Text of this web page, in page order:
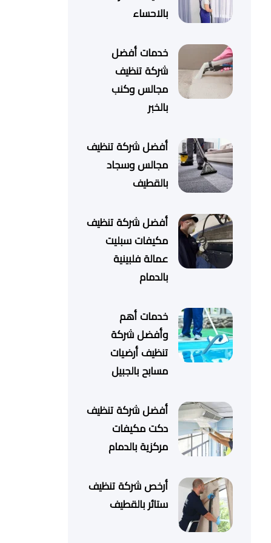
بالاحساء
خدمات أفضل
شركة تنظيف
مجالس وكنب
بالخبر
أفضل شركة تنظيف
مجالس وسجاد
بالقطيف
أفضل شركة تنظيف
مكيفات سبليت
عمالة فلبينية
بالدمام
خدمات أهم
وأفضل شركة
تنظيف أرضيات
مسابح بالجبيل
أفضل شركة تنظيف
دكت مكيفات
مركزية بالدمام
أرخص شركة تنظيف
ستائر بالقطيف